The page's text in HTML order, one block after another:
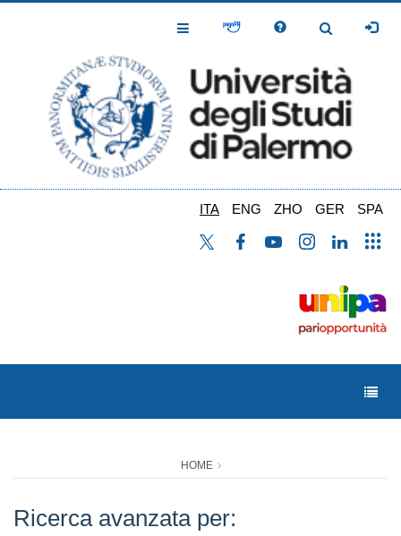
Toggle
Toggle
ITA ENG ZHO GER SPA
HOME
Ricerca avanzata per: